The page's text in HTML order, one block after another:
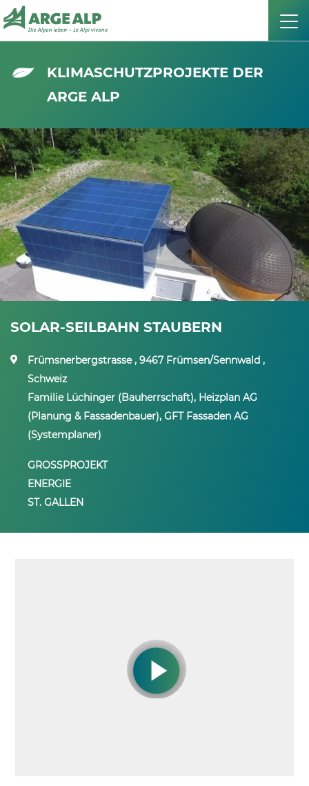
KLIMASCHUTZPROJEKTE DER
ARGE ALP
SOLAR-SEILBAHN STAUBERN
Frümsnerbergstrasse , 9467 Frümsen/Sennwald ,
Schweiz
Familie Lüchinger (Bauherrschaft), Heizplan AG
(Planung & Fassadenbauer), GFT Fassaden AG
(Systemplaner)
GROSSPROJEKT
ENERGIE
ST. GALLEN